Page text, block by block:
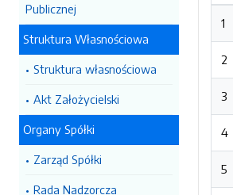
Publicznej
Struktura Własnościowa
Struktura własnościowa
Akt Założycielski
Organy Spółki
Zarząd Spółki
Rada Nadzorcza
1
2
3
4
5